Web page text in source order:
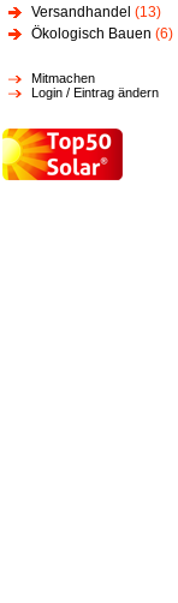
Versandhandel (13)
Ökologisch Bauen (6)
Mitmachen
Login / Eintrag ändern